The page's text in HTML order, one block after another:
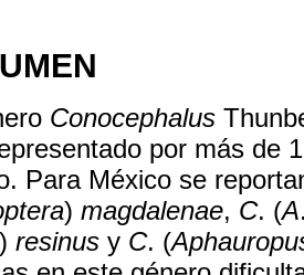
Conocephalus
por más de
Para México se
) magdalenae, C. (A
resinus y C. (